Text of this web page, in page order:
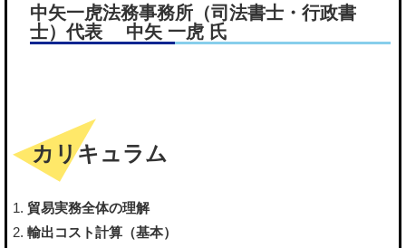
中矢一虎法務事務所（司法書士・行政書
士）代表 中矢 一虎 氏
カリキュラム
貿易実務全体の理解
輸出コスト計算（基本）